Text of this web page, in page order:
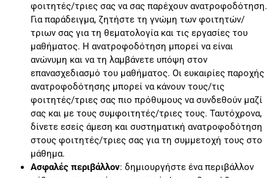
φοιτητές/τριες σας να σας παρέχουν ανατροφοδότηση.
Για παράδειγμα, ζητήστε τη γνώμη των φοιτητών/
τριων σας για τη θεματολογία και τις εργασίες του
μαθήματος. Η ανατροφοδότηση μπορεί να είναι
ανώνυμη και να τη λαμβάνετε υπόψη στον
επανασχεδιασμό του μαθήματος. Οι ευκαιρίες παροχής
ανατροφοδότησης μπορεί να κάνουν τους/τις
φοιτητές/τριες σας πιο πρόθυμους να συνδεθούν μαζί
σας και με τους συμφοιτητές/τριες τους. Ταυτόχρονα,
δίνετε εσείς άμεση και συστηματική ανατροφοδότηση
στους φοιτητές/τριες σας για τη συμμετοχή τους στο
μάθημα.
Ασφαλές περιβάλλον: δημιουργήστε ένα περιβάλλον